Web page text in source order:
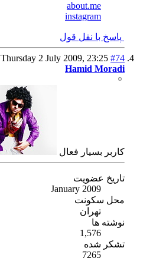
about.me
instagram
پاسخ با نقل قول
Thursday 2 July 2009, 23:25 #74
Hamid Moradi
كاربر بسیار فعال
تاریخ عضویت
January 2009
محل سکونت
تهران
نوشته ها
1,576
تشکر شده
7265